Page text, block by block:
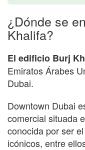
¿Dónde se
Khalifa?
El edificio Burj
Emiratos Árabes
Dubai.
Downtown Dubai
comercial situada
conocida por ser
icónicos, entre